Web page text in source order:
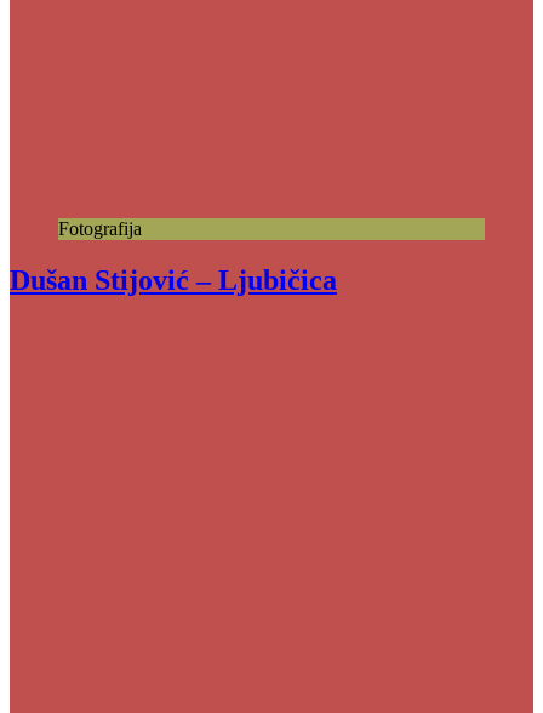
Fotografija
Dušan Stijović – Ljubičica